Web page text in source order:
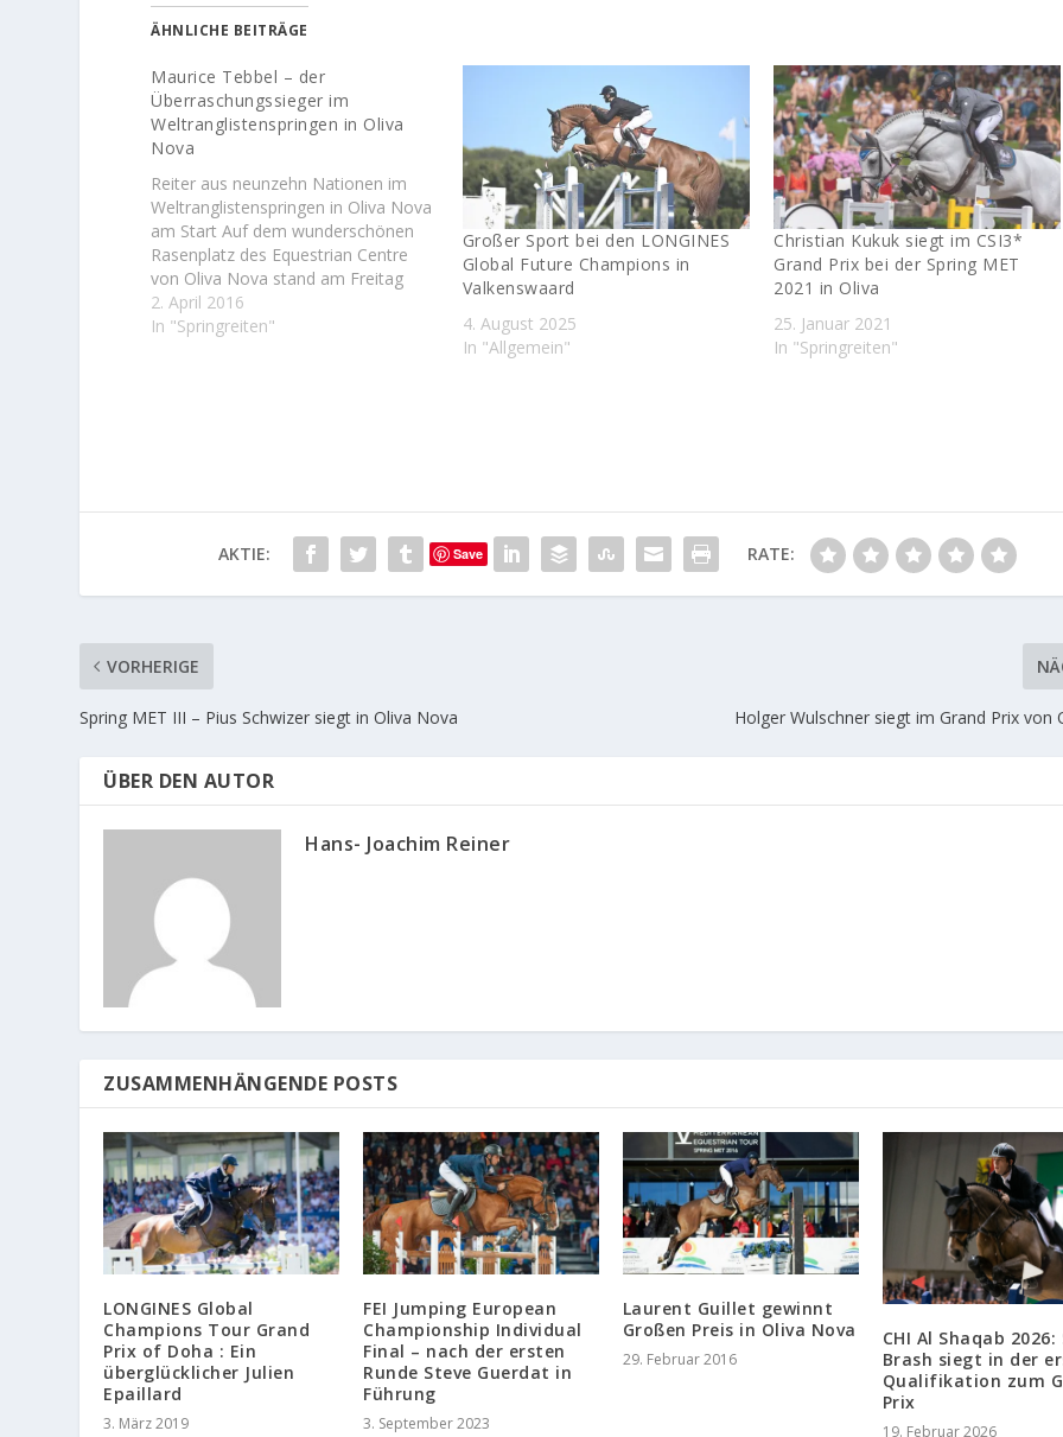
ÄHNLICHE BEITRÄGE
Maurice Tebbel – der
Überraschungssieger im
Weltranglistenspringen in Oliva
Nova
Reiter aus neunzehn Nationen im
Weltranglistenspringen in Oliva Nova
am Start Auf dem wunderschönen
Rasenplatz des Equestrian Centre
von Oliva Nova stand am Freitag
wiederum ein Longines FEI
Weltranglistenspringen auf dem
2. April 2016
In "Springreiten"
Großer Sport bei den LONGINES
Global Future Champions in
Valkenswaard
4. August 2025
In "Allgemein"
Christian Kukuk siegt im CSI3*
Grand Prix bei der Spring MET
2021 in Oliva
25. Januar 2021
In "Springreiten"
AKTIE: Save RATE:
VORHERIGE
Spring MET III – Pius Schwizer siegt in Oliva Nova Holger Wulschner siegt im Grand Prix von
ÜBER DEN AUTOR
Hans- Joachim Reiner
ZUSAMMENHÄNGENDE POSTS
LONGINES Global
Champions Tour Grand
Prix of Doha : Ein
überglücklicher Julien
Epaillard
3. März 2019
FEI Jumping European
Championship Individual
Final – nach der ersten
Runde Steve Guerdat in
Führung
3. September 2023
Laurent Guillet gewinnt
Großen Preis in Oliva Nova
29. Februar 2016
CHI Al Shaqab
Brash siegt in der
Qualifikation zum
Prix
19. Februar 2026